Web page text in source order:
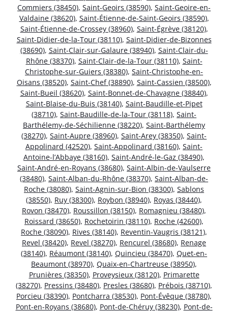
Commiers (38450), Saint-Geoirs (38590), Saint-Geoire-en-
Valdaine (38620), Saint-Étienne-de-Saint-Geoirs (38590),
Saint-Étienne-de-Crossey (38960), Saint-Égrève (38120),
Saint-Didier-de-la-Tour (38110), Saint-Didier-de-Bizonnes
(38690), Saint-Clair-sur-Galaure (38940), Saint-Clair-du-
Rhône (38370), Saint-Clair-de-la-Tour (38110), Saint-
Christophe-sur-Guiers (38380), Saint-Christophe-en-
Oisans (38520), Saint-Chef (38890), Saint-Cassien (38500),
Saint-Bueil (38620), Saint-Bonnet-de-Chavagne (38840),
Saint-Blaise-du-Buis (38140), Saint-Baudille-et-Pipet
(38710), Saint-Baudille-de-la-Tour (38118), Saint-
Barthélemy-de-Séchilienne (38220), Saint-Barthélemy
(38270), Saint-Aupre (38960), Saint-Arey (38350), Saint-
Appolinard (42520), Saint-Appolinard (38160), Saint-
Antoine-l’Abbaye (38160), Saint-André-le-Gaz (38490),
Saint-André-en-Royans (38680), Saint-Albin-de-Vaulserre
(38480), Saint-Alban-du-Rhône (38370), Saint-Alban-de-
Roche (38080), Saint-Agnin-sur-Bion (38300), Sablons
(38550), Ruy (38300), Roybon (38940), Royas (38440),
Rovon (38470), Roussillon (38150), Romagnieu (38480),
Roissard (38650), Rochetoirin (38110), Roche (42600),
Roche (38090), Rives (38140), Reventin-Vaugris (38121),
Revel (38420), Revel (38270), Rencurel (38680), Renage
(38140), Réaumont (38140), Quincieu (38470), Quet-en-
Beaumont (38970), Quaix-en-Chartreuse (38950),
Prunières (38350), Proveysieux (38120), Primarette
(38270), Pressins (38480), Presles (38680), Prébois (38710),
Porcieu (38390), Pontcharra (38530), Pont-Évêque (38780),
Pont-en-Royans (38680), Pont-de-Chéruy (38230), Pont-de-